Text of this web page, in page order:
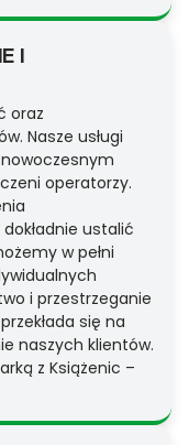
I
oraz
Nasze usługi
operatorzy.
ustalić
w pełni
i przestrzeganie
się na
naszych klientów.
z Książenic –